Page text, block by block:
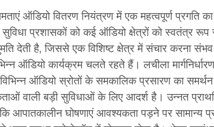
ऑडियो वितरण नियंत्रण में एक महत्वपूर्ण प्रगति का
सुविधा प्रशासकों को कई ऑडियो क्षेत्रों को स्वतंत्र रूप
देती है, जिससे एक विशिष्ट क्षेत्र में संचार करना संभव
ऑडियो कार्यक्रम चलते रहते हैं। लचीला मार्गनिर्धारण
विभिन्न ऑडियो स्रोतों के समकालिक प्रसारण का
वाली बड़ी सुविधाओं के लिए आदर्श है। उन्नत
आपातकालीन घोषणाएं आवश्यकता पड़ने पर सामान्य